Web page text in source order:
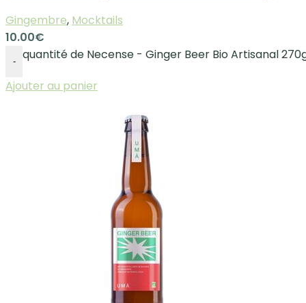
Gingembre, Mocktails
10.00€
-
quantité de Necense - Ginger Beer Bio Artisanal
Ajouter au panier